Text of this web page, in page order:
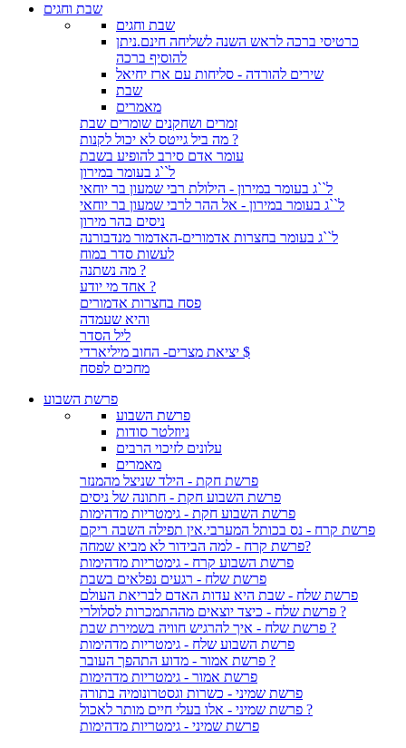
שבת וחגים
שבת וחגים
כרטיסי ברכה לראש השנה לשליחה חינם.ניתן
להוסיף ברכה
שירים להורדה - סליחות עם ארז יחיאל
שבת
מאמרים
זמרים ושחקנים שומרים שבת
מה ביל גייטס לא יכול לקנות ?
עומר אדם סירב להופיע בשבת
ל``ג בעומר במירון
ל``ג בעומר במירון - הילולת רבי שמעון בר יוחאי
ל``ג בעומר במירון - אל ההר לרבי שמעון בר יוחאי
ניסים בהר מירון
ל``ג בעומר בחצרות אדמורים-האדמור מנדבורנה
לעשות סדר במוח
מה נשתנה ?
אחד מי יודע ?
פסח בחצרות אדמורים
והיא שעמדה
ליל הסדר
יציאת מצרים- החוב מיליארדי $
מחכים לפסח
פרשת השבוע
פרשת השבוע
ניוזלטר סודות
עלונים לזיכוי הרבים
מאמרים
פרשת חקת - הילד שניצל מהמנזר
פרשת השבוע חקת - חתונה של ניסים
פרשת השבוע חקת - גימטריות מדהימות
פרשת קרח - נס בכותל המערבי.אין תפילה השבה ריקם
פרשת קרח - למה הבידור לא מביא שמחה?
פרשת השבוע קרח - גימטריות מדהימות
פרשת שלח - רגעים נפלאים בשבת
פרשת שלח - שבת היא עדות האדם לבריאת העולם
פרשת שלח - כיצד יוצאים מההתמכרות לסלולרי ?
פרשת שלח - איך להרגיש חוויה בשמירת שבת ?
פרשת השבוע שלח - גימטריות מדהימות
פרשת אמור - מדוע התהפך העובר ?
פרשת אמור - גימטריות מדהימות
פרשת שמיני - כשרות וגסטרונומיה בתורה
פרשת שמיני - אלו בעלי חיים מותר לאכול ?
פרשת שמיני - גימטריות מדהימות